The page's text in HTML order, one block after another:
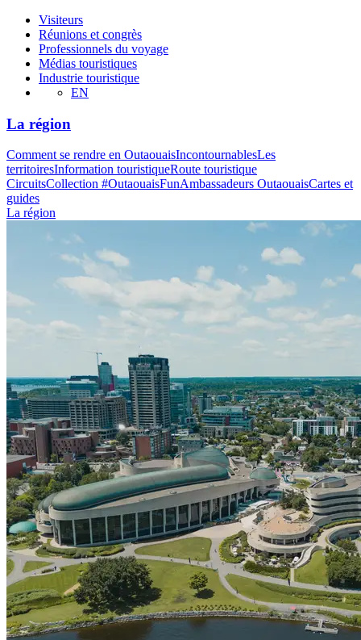
Visiteurs
Réunions et congrès
Professionnels du voyage
Médias touristiques
Industrie touristique
EN
La région
Comment se rendre en OutaouaisIncontournablesLes
territoiresInformation touristiqueRoute touristique
CircuitsCollection #OutaouaisFunAmbassadeurs OutaouaisCartes et
guides
La région